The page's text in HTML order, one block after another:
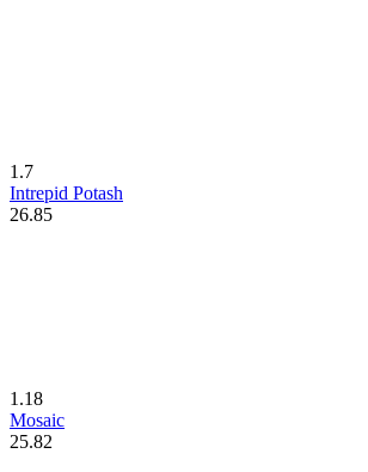
1.7
Intrepid Potash
26.85
1.18
Mosaic
25.82